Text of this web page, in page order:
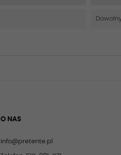
O NAS
info@pretente.pl